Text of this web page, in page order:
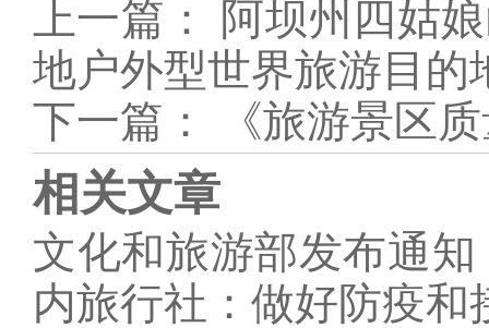
上一篇：
阿坝州四姑
地户外型世界旅游目的
下一篇：
《旅游景区
相关文章
文化和旅游部发布通
内旅行社：做好防疫和